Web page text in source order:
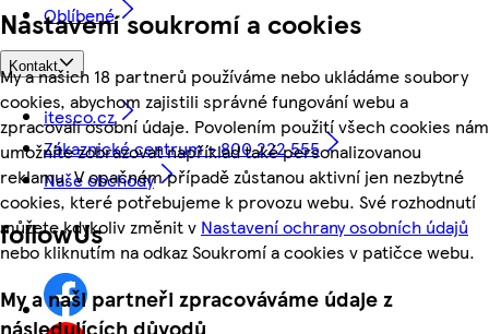
Nastavení soukromí a cookies
My a našich 18 partnerů používáme nebo ukládáme soubory
cookies, abychom zajistili správné fungování webu a
zpracovali osobní údaje. Povolením použití všech cookies nám
umožníte zobrazovat například také personalizovanou
reklamu. V opačném případě zůstanou aktivní jen nezbytné
cookies, které potřebujeme k provozu webu. Své rozhodnutí
můžete kdykoliv změnit v Nastavení ochrany osobních údajů
nebo kliknutím na odkaz Soukromí a cookies v patičce webu.
My a naši partneři zpracováváme údaje z
Oblíbené
Kontakt
itesco.cz
Zákaznické centrum - 800 222 555
Naše obchody
followUs